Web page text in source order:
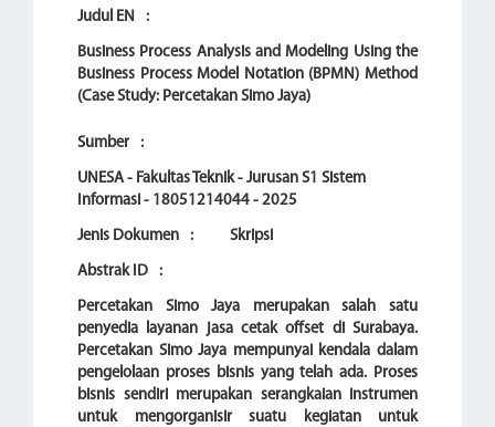
Judul EN :
Business Process Analysis and Modeling Using the
Business Process Model Notation (BPMN) Method
(Case Study: Percetakan Simo Jaya)
Sumber :
UNESA - Fakultas Teknik - Jurusan S1 Sistem
Informasi - 18051214044 - 2025
Jenis Dokumen : Skripsi
Abstrak ID :
Percetakan Simo Jaya merupakan salah satu
penyedia layanan jasa cetak offset di Surabaya.
Percetakan Simo Jaya mempunyai kendala dalam
pengelolaan proses bisnis yang telah ada. Proses
bisnis sendiri merupakan serangkaian instrumen
untuk mengorganisir suatu kegiatan untuk